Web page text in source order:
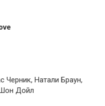
Черник, Натали Браун,
Шон Дойл